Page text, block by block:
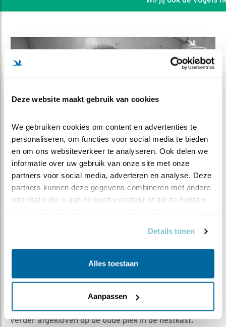
Deze website maakt gebruik van cookies
We gebruiken cookies om content en advertenties te
personaliseren, om functies voor social media te bieden
en om ons websiteverkeer te analyseren. Ook delen we
informatie over uw gebruik van onze site met onze
partners voor social media, adverteren en analyse. Deze
partners kunnen deze gegevens combineren met andere
informatie die u aan ze heeft verstrekt of die ze hebben
Details tonen
Alles toestaan
Aanpassen
DEEL DIT FILMPJE
Muis op reis
Geert | Geplaatst op 19 juni 2019, 17:59 | Vind ik leuk
rest van een muis aan te bieden voor consumptie.
Vrouw steenuil bemoeit zich volgens haar gewoonte er
mee en een kuiken wil ongestoord eten.
Daarom maakt een muisrest twee reisjes en eindigt wat
verder afgekloven op de oude plek in de nestkast.